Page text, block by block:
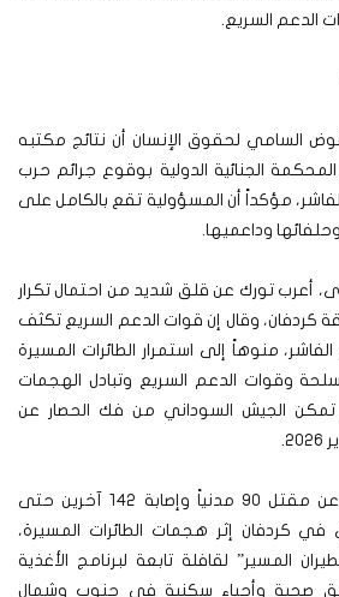
الدعم السريع.
السامي لحقوق الإنسان أن نتائج مكتبه
الجنائية الدولية بوقوع جرائم حرب
مؤكداً أن المسؤولية تقع بالكامل على
وداعميها.
أعرب تورك عن قلق شديد من احتمال تكرار
كردفان، وقال إن قوات الدعم السريع تكثف
الفاشر، منوهاً إلى استمرار الطائرات المسيرة
وقوات الدعم السريع وتبادل الهجمات
الجيش السوداني من فك الحصار عن
وأعلن المفوض السامي عن مقتل 90 مدنياً وإصابة 142 آخرين حتى
في كردفان إثر هجمات الطائرات المسيرة،
المسير” لقافلة تابعة لبرنامج الأغذية
صحية وأحياء سكنية في جنوب وشمال